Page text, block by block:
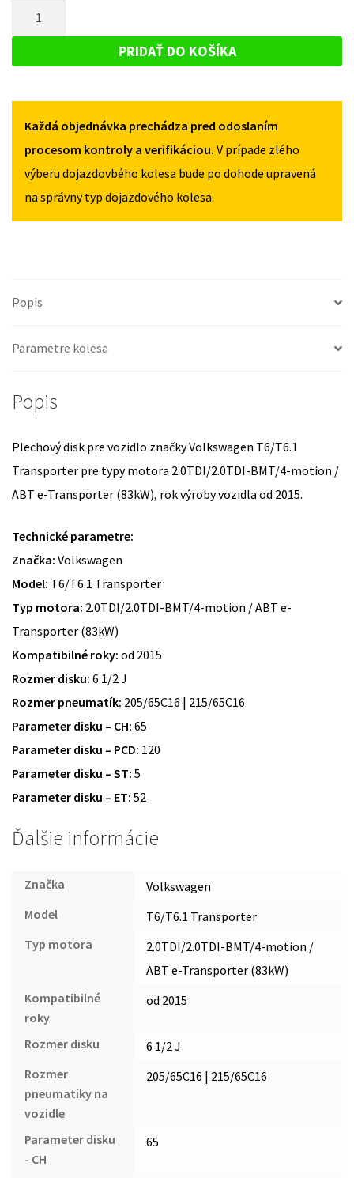
PLECHOVÝ
PRE
T6/T6.1
TRANSPORTER
OD
2015
PRIDAŤ DO KOŠÍKA
Každá objednávka prechádza pred odoslaním
procesom kontroly a verifikáciou. V prípade zlého
výberu dojazdovbého kolesa bude po dohode upravená
na správny typ dojazdového kolesa.
Popis
Parametre kolesa
Popis
Plechový disk pre vozidlo značky Volkswagen T6/T6.1
Transporter pre typy motora 2.0TDI/2.0TDI-BMT/4-motion /
ABT e-Transporter (83kW), rok výroby vozidla od 2015.
Technické parametre:
Značka: Volkswagen
Model: T6/T6.1 Transporter
Typ motora: 2.0TDI/2.0TDI-BMT/4-motion / ABT e-
Transporter (83kW)
Kompatibilné roky: od 2015
Rozmer disku: 6 1/2 J
Rozmer pneumatík: 205/65C16 | 215/65C16
Parameter disku – CH: 65
Parameter disku – PCD: 120
Parameter disku – ST: 5
Parameter disku – ET: 52
Ďalšie informácie
Značka
Volkswagen
Model
T6/T6.1 Transporter
Typ motora
2.0TDI/2.0TDI-BMT/4-motion /
ABT e-Transporter (83kW)
Kompatibilné
roky
od 2015
Rozmer disku
6 1/2 J
Rozmer
pneumatiky na
vozidle
205/65C16 | 215/65C16
Parameter disku
- CH
65